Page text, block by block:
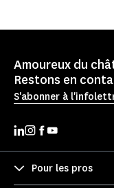
Amoureux du
Restons en
S'abonner à
Pour les pros